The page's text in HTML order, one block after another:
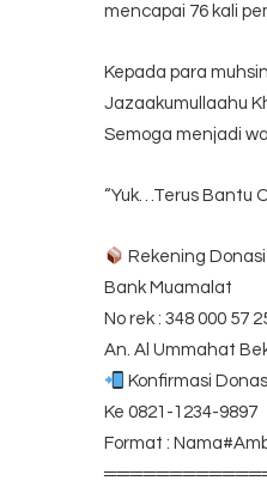
mencapai 76 kali
Kepada para
Jazaakumullaahu
Semoga menjadi
“Yuk…Terus Bantu
Rekening Donasi
Bank Muamalat
No rek : 348 000 57
An. Al Ummahat
Konfirmasi
Ke 0821-1234-9897
Format :